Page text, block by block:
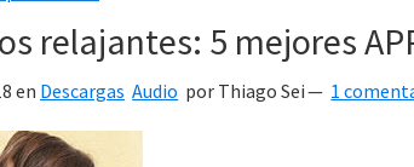
relajantes: 5 mejores
en Descargas Audio por Thiago Sei 1